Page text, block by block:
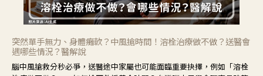
突然單手無力、身體癱軟？中風搶時間！溶栓治療做不做？送醫會
遇哪些情況？醫解說
腦中風搶救分秒必爭，送醫途中家屬也可能面臨重要抉擇，例如「溶栓